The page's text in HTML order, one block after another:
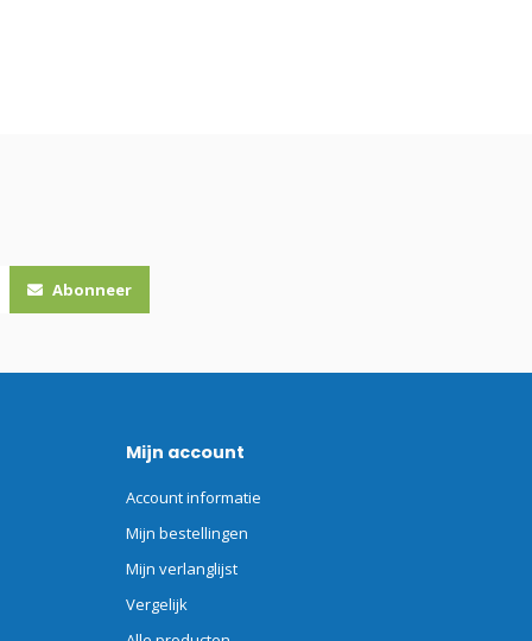
Abonneer
Mijn account
Account informatie
Mijn bestellingen
Mijn verlanglijst
Vergelijk